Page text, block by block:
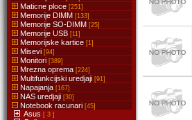
Maticne ploce [251]
Memorije DIMM [133]
Memorije SO-DIMM [25]
Memorije USB [11]
Memorijske kartice [1]
Misevi [94]
Monitori [389]
Mrezna oprema [224]
Multifunkcijski uredjaji [91]
Napajanja [167]
NAS uredjaji [30]
Notebook racunari [45]
Asus [ 3 ]